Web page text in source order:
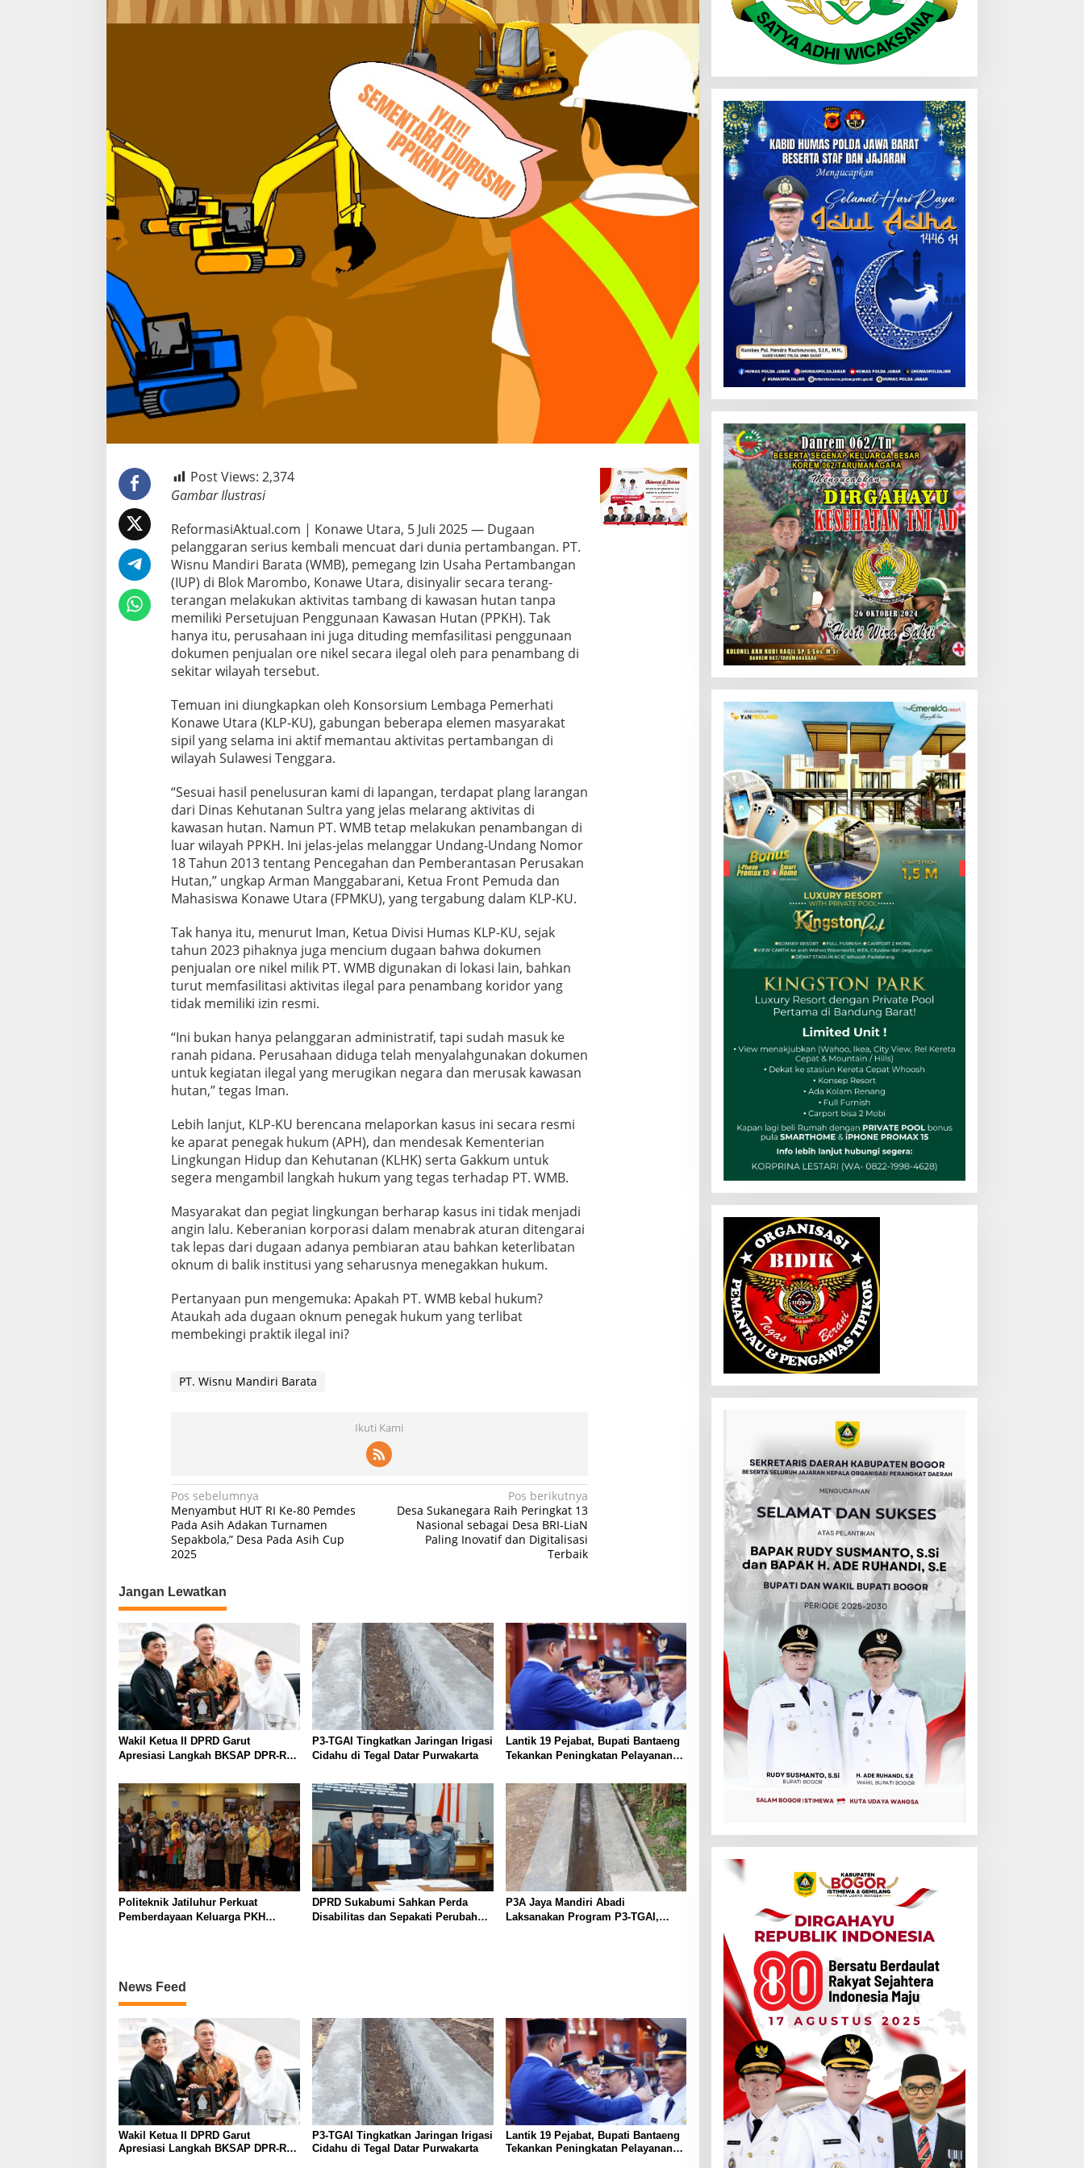
Post Views: 2,374
Gambar Ilustrasi
ReformasiAktual.com | Konawe Utara, 5 Juli 2025 — Dugaan
pelanggaran serius kembali mencuat dari dunia pertambangan. PT.
Wisnu Mandiri Barata (WMB), pemegang Izin Usaha Pertambangan
(IUP) di Blok Marombo, Konawe Utara, disinyalir secara terang-
terangan melakukan aktivitas tambang di kawasan hutan tanpa
memiliki Persetujuan Penggunaan Kawasan Hutan (PPKH). Tak
hanya itu, perusahaan ini juga dituding memfasilitasi penggunaan
dokumen penjualan ore nikel secara ilegal oleh para penambang di
sekitar wilayah tersebut.
Temuan ini diungkapkan oleh Konsorsium Lembaga Pemerhati
Konawe Utara (KLP-KU), gabungan beberapa elemen masyarakat
sipil yang selama ini aktif memantau aktivitas pertambangan di
wilayah Sulawesi Tenggara.
“Sesuai hasil penelusuran kami di lapangan, terdapat plang larangan
dari Dinas Kehutanan Sultra yang jelas melarang aktivitas di
kawasan hutan. Namun PT. WMB tetap melakukan penambangan di
luar wilayah PPKH. Ini jelas-jelas melanggar Undang-Undang Nomor
18 Tahun 2013 tentang Pencegahan dan Pemberantasan Perusakan
Hutan,” ungkap Arman Manggabarani, Ketua Front Pemuda dan
Mahasiswa Konawe Utara (FPMKU), yang tergabung dalam KLP-KU.
Tak hanya itu, menurut Iman, Ketua Divisi Humas KLP-KU, sejak
tahun 2023 pihaknya juga mencium dugaan bahwa dokumen
penjualan ore nikel milik PT. WMB digunakan di lokasi lain, bahkan
turut memfasilitasi aktivitas ilegal para penambang koridor yang
tidak memiliki izin resmi.
“Ini bukan hanya pelanggaran administratif, tapi sudah masuk ke
ranah pidana. Perusahaan diduga telah menyalahgunakan dokumen
untuk kegiatan ilegal yang merugikan negara dan merusak kawasan
hutan,” tegas Iman.
Lebih lanjut, KLP-KU berencana melaporkan kasus ini secara resmi
ke aparat penegak hukum (APH), dan mendesak Kementerian
Lingkungan Hidup dan Kehutanan (KLHK) serta Gakkum untuk
segera mengambil langkah hukum yang tegas terhadap PT. WMB.
Masyarakat dan pegiat lingkungan berharap kasus ini tidak menjadi
angin lalu. Keberanian korporasi dalam menabrak aturan ditengarai
tak lepas dari dugaan adanya pembiaran atau bahkan keterlibatan
oknum di balik institusi yang seharusnya menegakkan hukum.
Pertanyaan pun mengemuka: Apakah PT. WMB kebal hukum?
Ataukah ada dugaan oknum penegak hukum yang terlibat
membekingi praktik ilegal ini?
PT. Wisnu Mandiri Barata
Ikuti Kami
Navigasi
pos
Pos sebelumnya
Menyambut HUT RI Ke-80 Pemdes
Pada Asih Adakan Turnamen
Sepakbola,” Desa Pada Asih Cup
2025
Pos berikutnya
Desa Sukanegara Raih Peringkat 13
Nasional sebagai Desa BRI-LiaN
Paling Inovatif dan Digitalisasi
Terbaik
Jangan Lewatkan
Wakil Ketua II DPRD Garut
Apresiasi Langkah BKSAP DPR-RI
Tembus Pasar Internasional
P3-TGAI Tingkatkan Jaringan Irigasi
Cidahu di Tegal Datar Purwakarta
Lantik 19 Pejabat, Bupati Bantaeng
Tekankan Peningkatan Pelayanan
Politeknik Jatiluhur Perkuat
Pemberdayaan Keluarga PKH
DPRD Sukabumi Sahkan Perda
Disabilitas dan Sepakati Perubahan
P3A Jaya Mandiri Abadi
Laksanakan Program P3-TGAI,
News Feed
Wakil Ketua II DPRD Garut
Apresiasi Langkah BKSAP DPR-RI
P3-TGAI Tingkatkan Jaringan Irigasi
Cidahu di Tegal Datar Purwakarta
Lantik 19 Pejabat, Bupati Bantaeng
Tekankan Peningkatan Pelayanan